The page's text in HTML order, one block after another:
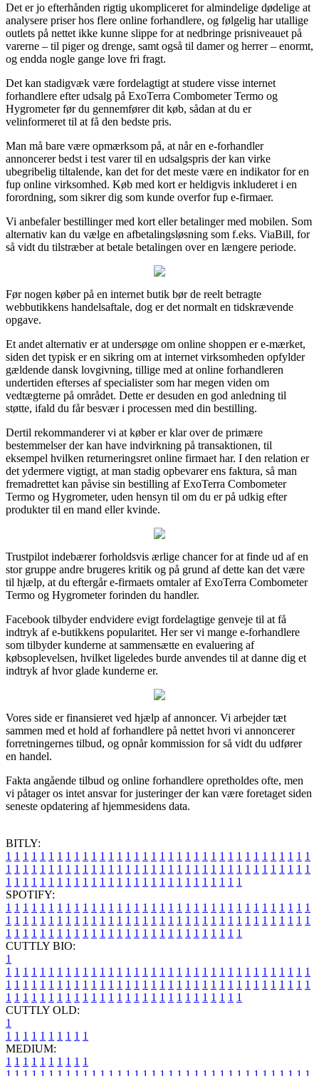
Det er jo efterhånden rigtig ukompliceret for almindelige dødelige at
analysere priser hos flere online forhandlere, og følgelig har utallige
outlets på nettet ikke kunne slippe for at nedbringe prisniveauet på
varerne – til piger og drenge, samt også til damer og herrer – enormt,
og endda nogle gange love fri fragt.
Det kan stadigvæk være fordelagtigt at studere visse internet
forhandlere efter udsalg på ExoTerra Combometer Termo og
Hygrometer før du gennemfører dit køb, sådan at du er
velinformeret til at få den bedste pris.
Man må bare være opmærksom på, at når en e-forhandler
annoncerer bedst i test varer til en udsalgspris der kan virke
ubegribelig tiltalende, kan det for det meste være en indikator for en
fup online virksomhed. Køb med kort er heldigvis inkluderet i en
forordning, som sikrer dig som kunde overfor fup e-firmaer.
Vi anbefaler bestillinger med kort eller betalinger med mobilen. Som
alternativ kan du vælge en afbetalingsløsning som f.eks. ViaBill, for
så vidt du tilstræber at betale betalingen over en længere periode.
Før nogen køber på en internet butik bør de reelt betragte
webbutikkens handelsaftale, dog er det normalt en tidskrævende
opgave.
Et andet alternativ er at undersøge om online shoppen er e-mærket,
siden det typisk er en sikring om at internet virksomheden opfylder
gældende dansk lovgivning, tillige med at online forhandleren
undertiden efterses af specialister som har megen viden om
vedtægterne på området. Dette er desuden en god anledning til
støtte, ifald du får besvær i processen med din bestilling.
Dertil rekommanderer vi at køber er klar over de primære
bestemmelser der kan have indvirkning på transaktionen, til
eksempel hvilken returneringsret online firmaet har. I den relation er
det ydermere vigtigt, at man stadig opbevarer ens faktura, så man
fremadrettet kan påvise sin bestilling af ExoTerra Combometer
Termo og Hygrometer, uden hensyn til om du er på udkig efter
produkter til en mand eller kvinde.
Trustpilot indebærer forholdsvis ærlige chancer for at finde ud af en
stor gruppe andre brugeres kritik og på grund af dette kan det være
til hjælp, at du eftergår e-firmaets omtaler af ExoTerra Combometer
Termo og Hygrometer forinden du handler.
Facebook tilbyder endvidere evigt fordelagtige genveje til at få
indtryk af e-butikkens popularitet. Her ser vi mange e-forhandlere
som tilbyder kunderne at sammensætte en evaluering af
købsoplevelsen, hvilket ligeledes burde anvendes til at danne dig et
indtryk af hvor glade kunderne er.
Vores side er finansieret ved hjælp af annoncer. Vi arbejder tæt
sammen med et hold af forhandlere på nettet hvori vi annoncerer
forretningernes tilbud, og opnår kommission for så vidt du udfører
en handel.
Fakta angående tilbud og online forhandlere opretholdes ofte, men
vi påtager os intet ansvar for justeringer der kan være foretaget siden
seneste opdatering af hjemmesidens data.
BITLY:
1 1 1 1 1 1 1 1 1 1 1 1 1 1 1 1 1 1 1 1 1 1 1 1 1 1 1 1 1 1 1 1 1 1 1 1
1 1 1 1 1 1 1 1 1 1 1 1 1 1 1 1 1 1 1 1 1 1 1 1 1 1 1 1 1 1 1 1 1 1 1 1
1 1 1 1 1 1 1 1 1 1 1 1 1 1 1 1 1 1 1 1 1 1 1 1 1 1 1 1
SPOTIFY:
1 1 1 1 1 1 1 1 1 1 1 1 1 1 1 1 1 1 1 1 1 1 1 1 1 1 1 1 1 1 1 1 1 1 1 1
1 1 1 1 1 1 1 1 1 1 1 1 1 1 1 1 1 1 1 1 1 1 1 1 1 1 1 1 1 1 1 1 1 1 1 1
1 1 1 1 1 1 1 1 1 1 1 1 1 1 1 1 1 1 1 1 1 1 1 1 1 1 1 1
CUTTLY BIO:
1
1 1 1 1 1 1 1 1 1 1 1 1 1 1 1 1 1 1 1 1 1 1 1 1 1 1 1 1 1 1 1 1 1 1 1 1
1 1 1 1 1 1 1 1 1 1 1 1 1 1 1 1 1 1 1 1 1 1 1 1 1 1 1 1 1 1 1 1 1 1 1 1
1 1 1 1 1 1 1 1 1 1 1 1 1 1 1 1 1 1 1 1 1 1 1 1 1 1 1 1
CUTTLY OLD:
1
1 1 1 1 1 1 1 1 1 1
MEDIUM:
1 1 1 1 1 1 1 1 1 1